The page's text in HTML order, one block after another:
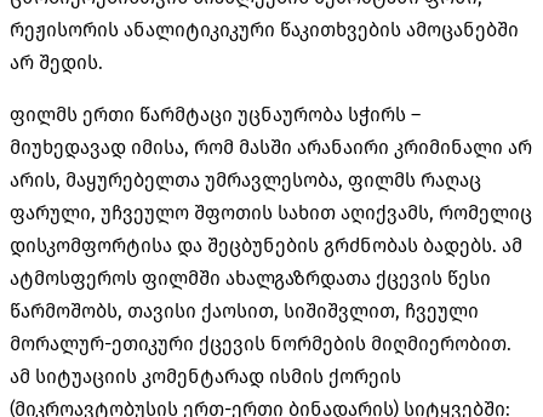
რეჟისორის ანალიტიკიკური წაკითხვების ამოცანებში
არ შედის.
ფილმს ერთი წარმტაცი უცნაურობა სჭირს –
მიუხედავად იმისა, რომ მასში არანაირი კრიმინალი არ
არის, მაყურებელთა უმრავლესობა, ფილმს რაღაც
ფარული, უჩვეულო შფოთის სახით აღიქვამს, რომელიც
დისკომფორტისა და შეცბუნების გრძნობას ბადებს. ამ
ატმოსფეროს ფილმში ახალგაზრდათა ქცევის წესი
წარმოშობს, თავისი ქაოსით, სიშიშვლით, ჩვეული
მორალურ-ეთიკური ქცევის ნორმების მიღმიერობით.
ამ სიტუაციის კომენტარად ისმის ქორეის
(მიკროავტობუსის ერთ-ერთი ბინადარის) სიტყვებში: